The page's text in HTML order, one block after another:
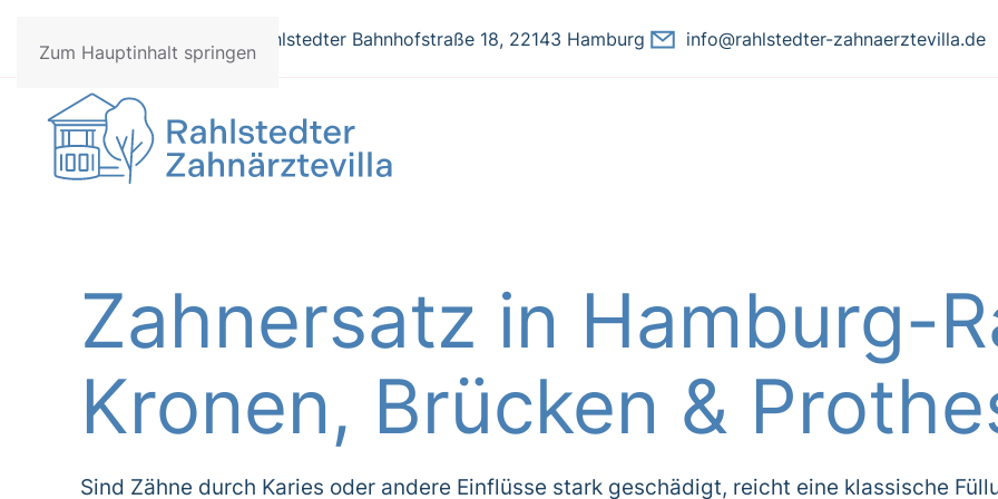
Zum Hauptinhalt springen
Rahlstedter Bahnhofstraße 18, 22143 Hamburg info@rahlstedter-zahnaerztevilla.de
Zahnersatz in Hamburg-
Kronen, Brücken &
Sind Zähne durch Karies oder andere Einflüsse stark geschädigt, reicht eine klassische